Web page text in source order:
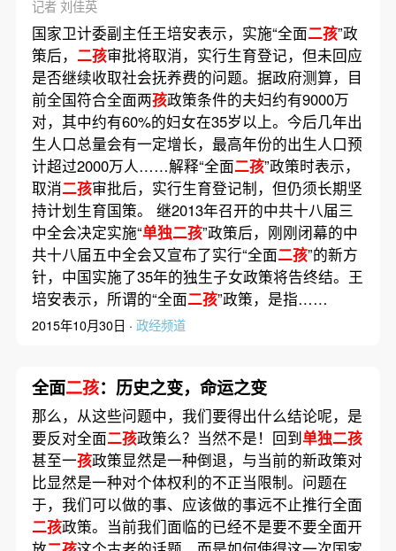
记者 刘佳英
国家卫计委副主任王培安表示，实施“全面二孩”政
策后， 二孩审批将取消，实行生育登记，但未回应
是否继续收取社会抚养费的问题。据政府测算，目
前全国符合全面两孩政策条件的夫妇约有9000万
对，其中约有60%的妇女在35岁以上。今后几年出
生人口总量会有一定增长，最高年份的出生人口预
计超过2000万人……解释“全面二孩”政策时表示，
取消二孩审批后，实行生育登记制，但仍须长期坚
持计划生育国策。 继2013年召开的中共十八届三
中全会决定实施“单独二孩”政策后，刚刚闭幕的中
共十八届五中全会又宣布了实行“全面二孩”的新方
针，中国实施了35年的独生子女政策将告终结。王
培安表示，所谓的“全面二孩”政策，是指……
2015年10月30日 · 政经频道
全面二孩：历史之变，命运之变
那么，从这些问题中，我们要得出什么结论呢，是
要反对全面二孩政策么？当然不是！回到单独二孩
甚至一孩政策显然是一种倒退，与当前的新政策对
比显然是一种对个体权利的不正当限制。问题在
于，我们可以做的事、应该做的事远不止推行全面
二孩政策。当前我们面临的已经不是要不要全面开